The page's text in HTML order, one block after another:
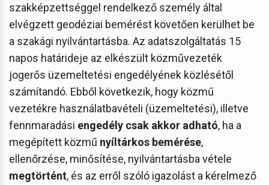
szakképzettséggel rendelkező személy által
elvégzett geodéziai bemérést követően kerülhet be
a szakági nyilvántartásba. Az adatszolgáltatás 15
napos határideje az elkészült közművezeték
jogerős üzemeltetési engedélyének közlésétől
számítandó. Ebből következik, hogy közmű
vezetékre használatbavételi (üzemeltetési), illetve
fennmaradási engedély csak akkor adható, ha a
megépített közmű nyíltárkos bemérése,
ellenőrzése, minősítése, nyilvántartásba vétele
megtörtént, és az erről szóló igazolást a kérelmező